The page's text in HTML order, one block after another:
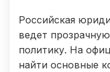
Российская
ведет
политику. На
найти основные